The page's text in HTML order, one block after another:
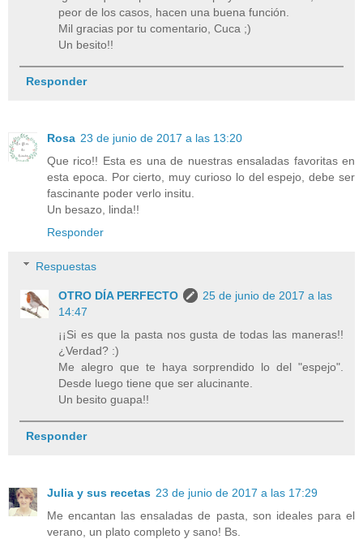
peor de los casos, hacen una buena función.
Mil gracias por tu comentario, Cuca ;)
Un besito!!
Responder
Rosa 23 de junio de 2017 a las 13:20
Que rico!! Esta es una de nuestras ensaladas favoritas en
esta epoca. Por cierto, muy curioso lo del espejo, debe ser
fascinante poder verlo insitu.
Un besazo, linda!!
Responder
Respuestas
OTRO DÍA PERFECTO
25 de junio de 2017 a las
14:47
¡¡Si es que la pasta nos gusta de todas las maneras!!
¿Verdad? :)
Me alegro que te haya sorprendido lo del "espejo".
Desde luego tiene que ser alucinante.
Un besito guapa!!
Responder
Julia y sus recetas 23 de junio de 2017 a las 17:29
Me encantan las ensaladas de pasta, son ideales para el
verano, un plato completo y sano! Bs.